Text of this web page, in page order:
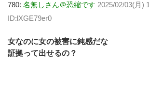
780: 名無しさん＠恐縮です 2025/02/03(月)
ID:lXGE79er0
女なのに女の被害に鈍感だな
証拠って出せるの？